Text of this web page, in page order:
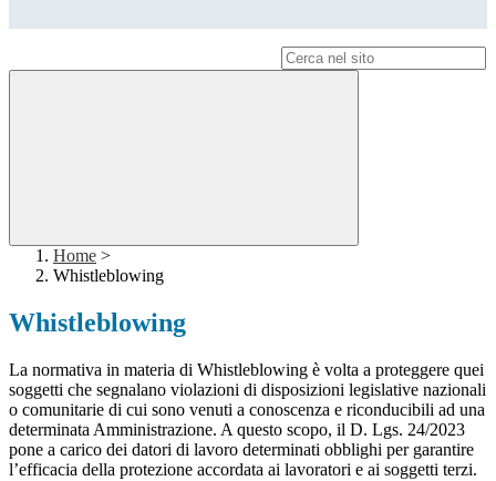
Home >
Whistleblowing
Whistleblowing
La normativa in materia di Whistleblowing è volta a proteggere quei
soggetti che segnalano violazioni di disposizioni legislative nazionali
o comunitarie di cui sono venuti a conoscenza e riconducibili ad una
determinata Amministrazione. A questo scopo, il D. Lgs. 24/2023
pone a carico dei datori di lavoro determinati obblighi per garantire
l’efficacia della protezione accordata ai lavoratori e ai soggetti terzi.